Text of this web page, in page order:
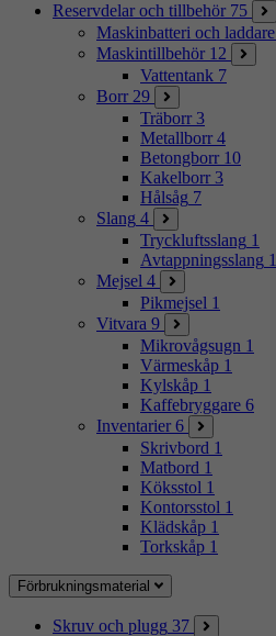
Reservdelar och tillbehör 75
Maskinbatteri och laddare
Maskintillbehör 12
Vattentank 7
Borr 29
Träborr 3
Metallborr 4
Betongborr 10
Kakelborr 3
Hålsåg 7
Slang 4
Tryckluftsslang 1
Avtappningsslang 1
Mejsel 4
Pikmejsel 1
Vitvara 9
Mikrovågsugn 1
Värmeskåp 1
Kylskåp 1
Kaffebryggare 6
Inventarier 6
Skrivbord 1
Matbord 1
Köksstol 1
Kontorsstol 1
Klädskåp 1
Torkskåp 1
Förbrukningsmaterial
Skruv och plugg 37